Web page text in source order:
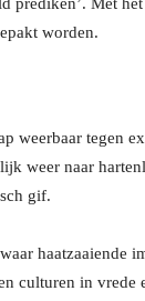
prediken’. Met
worden.
weerbaar tegen
weer naar
gif.
haatzaaiende
culturen in vrede